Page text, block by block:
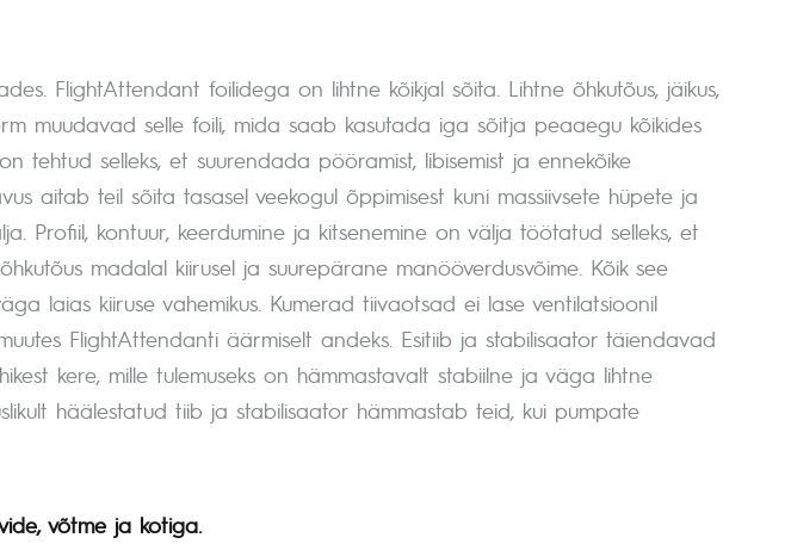
FlightAttendant foilidega on lihtne kõikjal sõita. Lihtne õhkutõus, jäikus,
muudavad selle foili, mida saab kasutada iga sõitja peaaegu kõikides
tehtud selleks, et suurendada pööramist, libisemist ja ennekõike
aitab teil sõita tasasel veekogul õppimisest kuni massiivsete hüpete ja
Profiil, kontuur, keerdumine ja kitsenemine on välja töötatud selleks, et
madalal kiirusel ja suurepärane manööverdusvõime. Kõik see
laias kiiruse vahemikus. Kumerad tiivaotsad ei lase ventilatsioonil
FlightAttendanti äärmiselt andeks. Esitiib ja stabilisaator täiendavad
kere, mille tulemuseks on hämmastavalt stabiilne ja väga lihtne
häälestatud tiib ja stabilisaator hämmastab teid, kui pumpate
võtme ja kotiga.